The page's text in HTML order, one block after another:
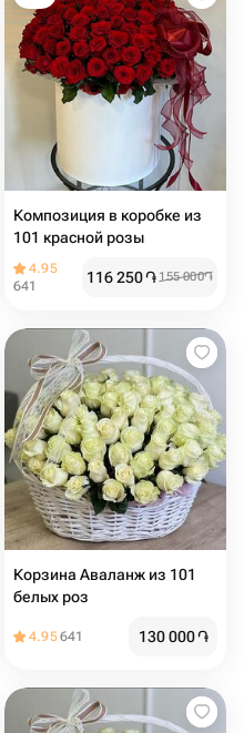
Композиция в коробке из
101 красной розы
4.95
641
116 250֏ 155 000֏
Корзина Аваланж из 101
белых роз
4.95641 130 000֏